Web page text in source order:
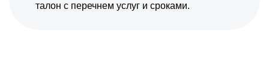
талон с перечнем услуг и сроками.